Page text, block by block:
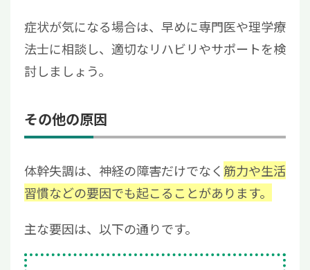
症状が気になる場合は、早めに専門医や理学療
法士に相談し、適切なリハビリやサポートを検
討しましょう。
その他の原因
体幹失調は、神経の障害だけでなく 筋力や生活
習慣などの要因でも起こることがあります。
主な要因は、以下の通りです。